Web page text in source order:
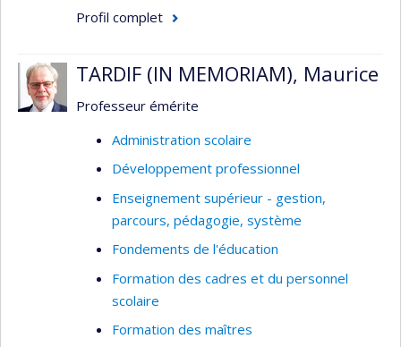
Intérêts de recherche
Stress professionnel
Compétences émotionnelles
Santé au travail
Leadership
Santé des organisations scolaires
Prévention et promotion
mentale.
Profil complet
TARDIF (IN MEMORIAM), Maurice
Professeur émérite
Administration scolaire
Développement professionnel
Enseignement supérieur - gestion,
parcours, pédagogie, système
Fondements de l'éducation
Formation des cadres et du personnel
scolaire
Formation des maîtres